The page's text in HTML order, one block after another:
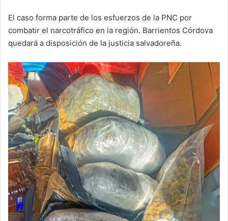
El caso forma parte de los esfuerzos de la PNC por
combatir el narcotráfico en la región. Barrientos Córdova
quedará a disposición de la justicia salvadoreña.